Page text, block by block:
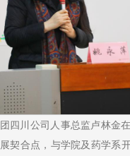
四川公司人事总监卢林金
契合点，与学院及药学系